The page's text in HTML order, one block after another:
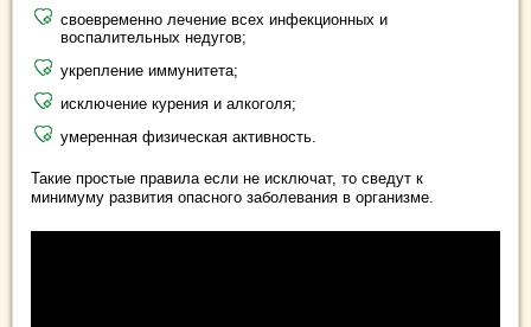
своевременно лечение всех инфекционных и
воспалительных недугов;
укрепление иммунитета;
исключение курения и алкоголя;
умеренная физическая активность.
Такие простые правила если не исключат, то сведут к
минимуму развития опасного заболевания в организме.